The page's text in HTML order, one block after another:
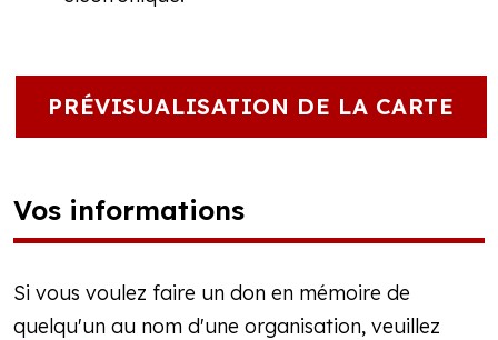
PRÉVISUALISATION DE LA CARTE
Vos informations
Si vous voulez faire un don en mémoire de
quelqu'un au nom d'une organisation, veuillez